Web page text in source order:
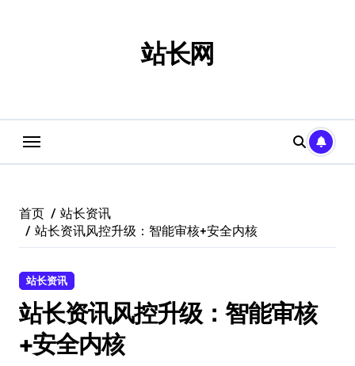
站长网
首页
站长资讯
站长资讯风控升级：智能审核+安全内核
站长资讯
站长资讯风控升级：智能审核
+安全内核